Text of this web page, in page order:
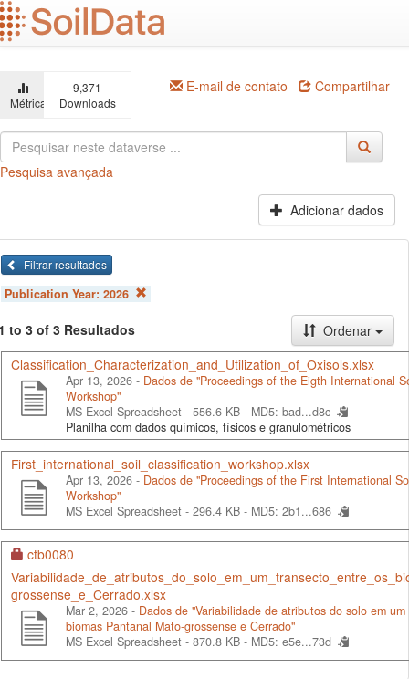
Ir
para
o
principal
Métricas
9,371
Downloads
E-mail de contato Compartilhar
Pesquisa avançada
Adicionar dados
Filtrar resultados
Publication Year: 2026
to 3 of 3 Resultados
Ordenar
Classification_Characterization_and_Utilization_of_Oxisols.xlsx
Apr 13, 2026 - Dados de "Proceedings of the Eigth International
Workshop"
MS Excel Spreadsheet - 556.6 KB - MD5: bad...d8c
Planilha com dados químicos, físicos e granulométricos
First_international_soil_classification_workshop.xlsx
Apr 13, 2026 - Dados de "Proceedings of the First International
Workshop"
MS Excel Spreadsheet - 296.4 KB - MD5: 2b1...686
ctb0080
grossense_e_Cerrado.xlsx
Mar 2, 2026 - Dados de "Variabilidade de atributos do solo em
biomas Pantanal Mato-grossense e Cerrado"
MS Excel Spreadsheet - 870.8 KB - MD5: e5e...73d